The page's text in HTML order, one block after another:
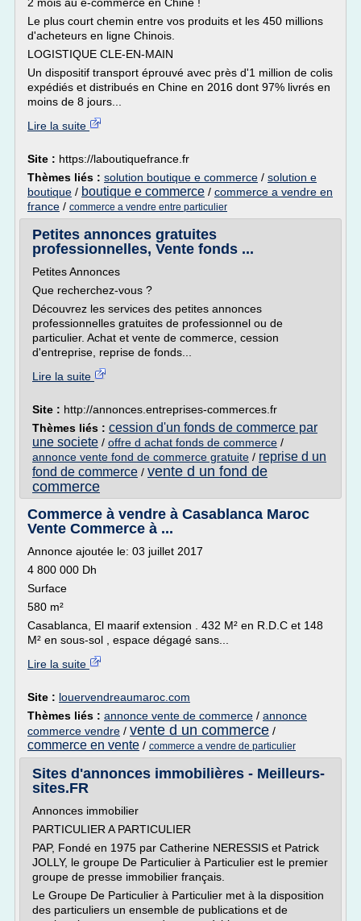
Le plus court chemin entre vos produits et les 450 millions
d'acheteurs en ligne Chinois.
LOGISTIQUE CLE-EN-MAIN
Un dispositif transport éprouvé avec près d'1 million de colis
expédiés et distribués en Chine en 2016 dont 97% livrés en
moins de 8 jours...
Lire la suite
Site : https://laboutiquefrance.fr
Thèmes liés : solution boutique e commerce / solution e
boutique / boutique e commerce / commerce a vendre en
france / commerce a vendre entre particulier
Petites annonces gratuites
professionnelles, Vente fonds ...
Petites Annonces
Que recherchez-vous ?
Découvrez les services des petites annonces
professionnelles gratuites de professionnel ou de
particulier. Achat et vente de commerce, cession
d'entreprise, reprise de fonds...
Lire la suite
Site : http://annonces.entreprises-commerces.fr
Thèmes liés : cession d'un fonds de commerce par
une societe / offre d achat fonds de commerce /
annonce vente fond de commerce gratuite / reprise d un
fond de commerce / vente d un fond de
commerce
Commerce à vendre à Casablanca Maroc
Vente Commerce à ...
Annonce ajoutée le: 03 juillet 2017
4 800 000 Dh
Surface
580 m²
Casablanca, El maarif extension . 432 M² en R.D.C et 148
M² en sous-sol , espace dégagé sans...
Lire la suite
Site : louervendreaumaroc.com
Thèmes liés : annonce vente de commerce / annonce
commerce vendre / vente d un commerce /
commerce en vente / commerce a vendre de particulier
Sites d'annonces immobilières - Meilleurs-
sites.FR
Annonces immobilier
PARTICULIER A PARTICULIER
PAP, Fondé en 1975 par Catherine NERESSIS et Patrick
JOLLY, le groupe De Particulier à Particulier est le premier
groupe de presse immobilier français.
Le Groupe De Particulier à Particulier met à la disposition
des particuliers un ensemble de publications et de